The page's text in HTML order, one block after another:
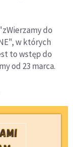
do
w których
to wstęp do
od 23 marca.